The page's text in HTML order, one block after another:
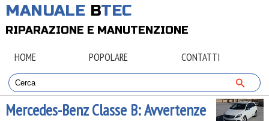
MANUALE BTEC
RIPARAZIONE E MANUTENZIONE
HOME POPOLARE CONTATTI
Mercedes-Benz Classe B: Avvertenze